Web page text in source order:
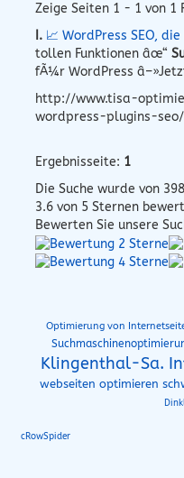
Zeige Seiten 1 - 1 von 1
I. 📈 WordPress SEO,
tollen Funktionen âœ“
fÃ¼r WordPress
http://www.tisa-
wordpress-plugins-
Ergebnisseite: 1
Die Suche wurde von
3.6 von 5 Sternen
Bewerten Sie unsere
Optimierung von
Klingenthal-Sa.
webseiten optimieren
cRowSpider